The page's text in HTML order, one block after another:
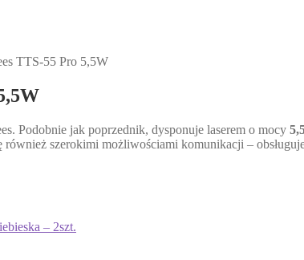
TTS-55 Pro 5,5W
Podobnie jak poprzednik, dysponuje laserem o mocy
również szerokimi możliwościami komunikacji –
– 2szt.